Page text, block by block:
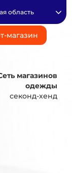
магазин
область
магазинов
одежды
секонд-хенд